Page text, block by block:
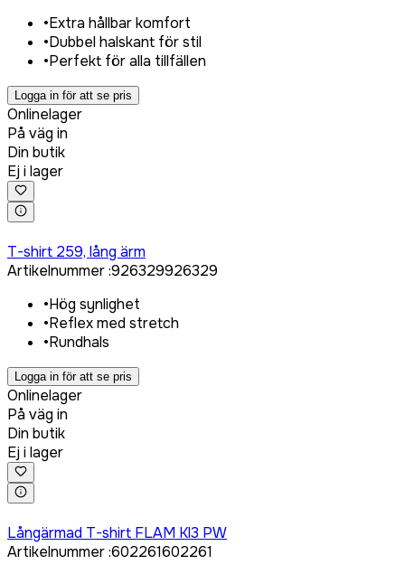
•Extra hållbar komfort
•Dubbel halskant för stil
•Perfekt för alla tillfällen
Logga in för att se pris
Onlinelager
På väg in
Din butik
Ej i lager
T-shirt 259, lång ärm
Artikelnummer:926329926329
•Hög synlighet
•Reflex med stretch
•Rundhals
Logga in för att se pris
Onlinelager
På väg in
Din butik
Ej i lager
Långärmad T-shirt FLAM Kl3 PW
Artikelnummer:602261602261